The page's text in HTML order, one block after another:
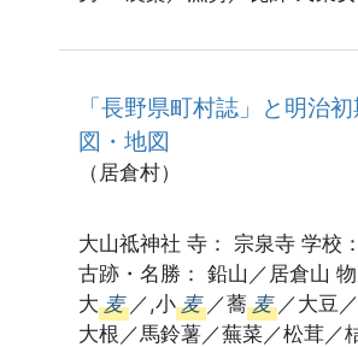
「長野県町村誌」と明治
図・地図
（居倉村）
大山祗神社 寺： 宗泉寺 学校
古跡・名勝： 鉛山／居倉山
大 麦 ／,小 麦 ／蕎 麦 ／大豆
大根／馬鈴薯／蕪菜／松茸／